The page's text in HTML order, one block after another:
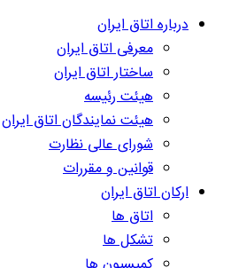
درباره اتاق ایران
معرفی اتاق ایران
ساختار اتاق ایران
هیئت رئیسه
هیئت نمایندگان اتاق ایران
شورای عالی نظارت
قوانین و مقررات
ارکان اتاق ایران
اتاق ها
تشکل ها